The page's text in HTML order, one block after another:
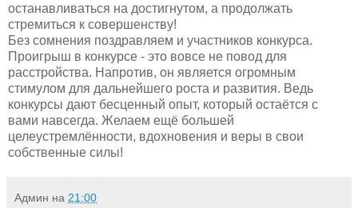
останавливаться на достигнутом, а продолжать
стремиться к совершенству!
Без сомнения поздравляем и участников конкурса.
Проигрыш в конкурсе - это вовсе не повод для
расстройства. Напротив, он является огромным
стимулом для дальнейшего роста и развития. Ведь
конкурсы дают бесценный опыт, который остаëтся с
вами навсегда. Желаем ещё большей
целеустремлённости, вдохновения и веры в свои
собственные силы!
Админ на 21:00